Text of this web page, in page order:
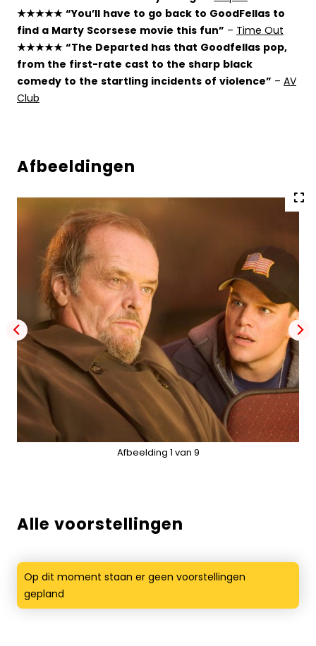
★★★★★ “You’ll have to go back to GoodFellas to
find a Marty Scorsese movie this fun” – Time Out
★★★★★ “The Departed has that Goodfellas pop,
from the first-rate cast to the sharp black
comedy to the startling incidents of violence” – AV
Club
Afbeeldingen
Alle voorstellingen
Op dit moment staan er geen voorstellingen
gepland